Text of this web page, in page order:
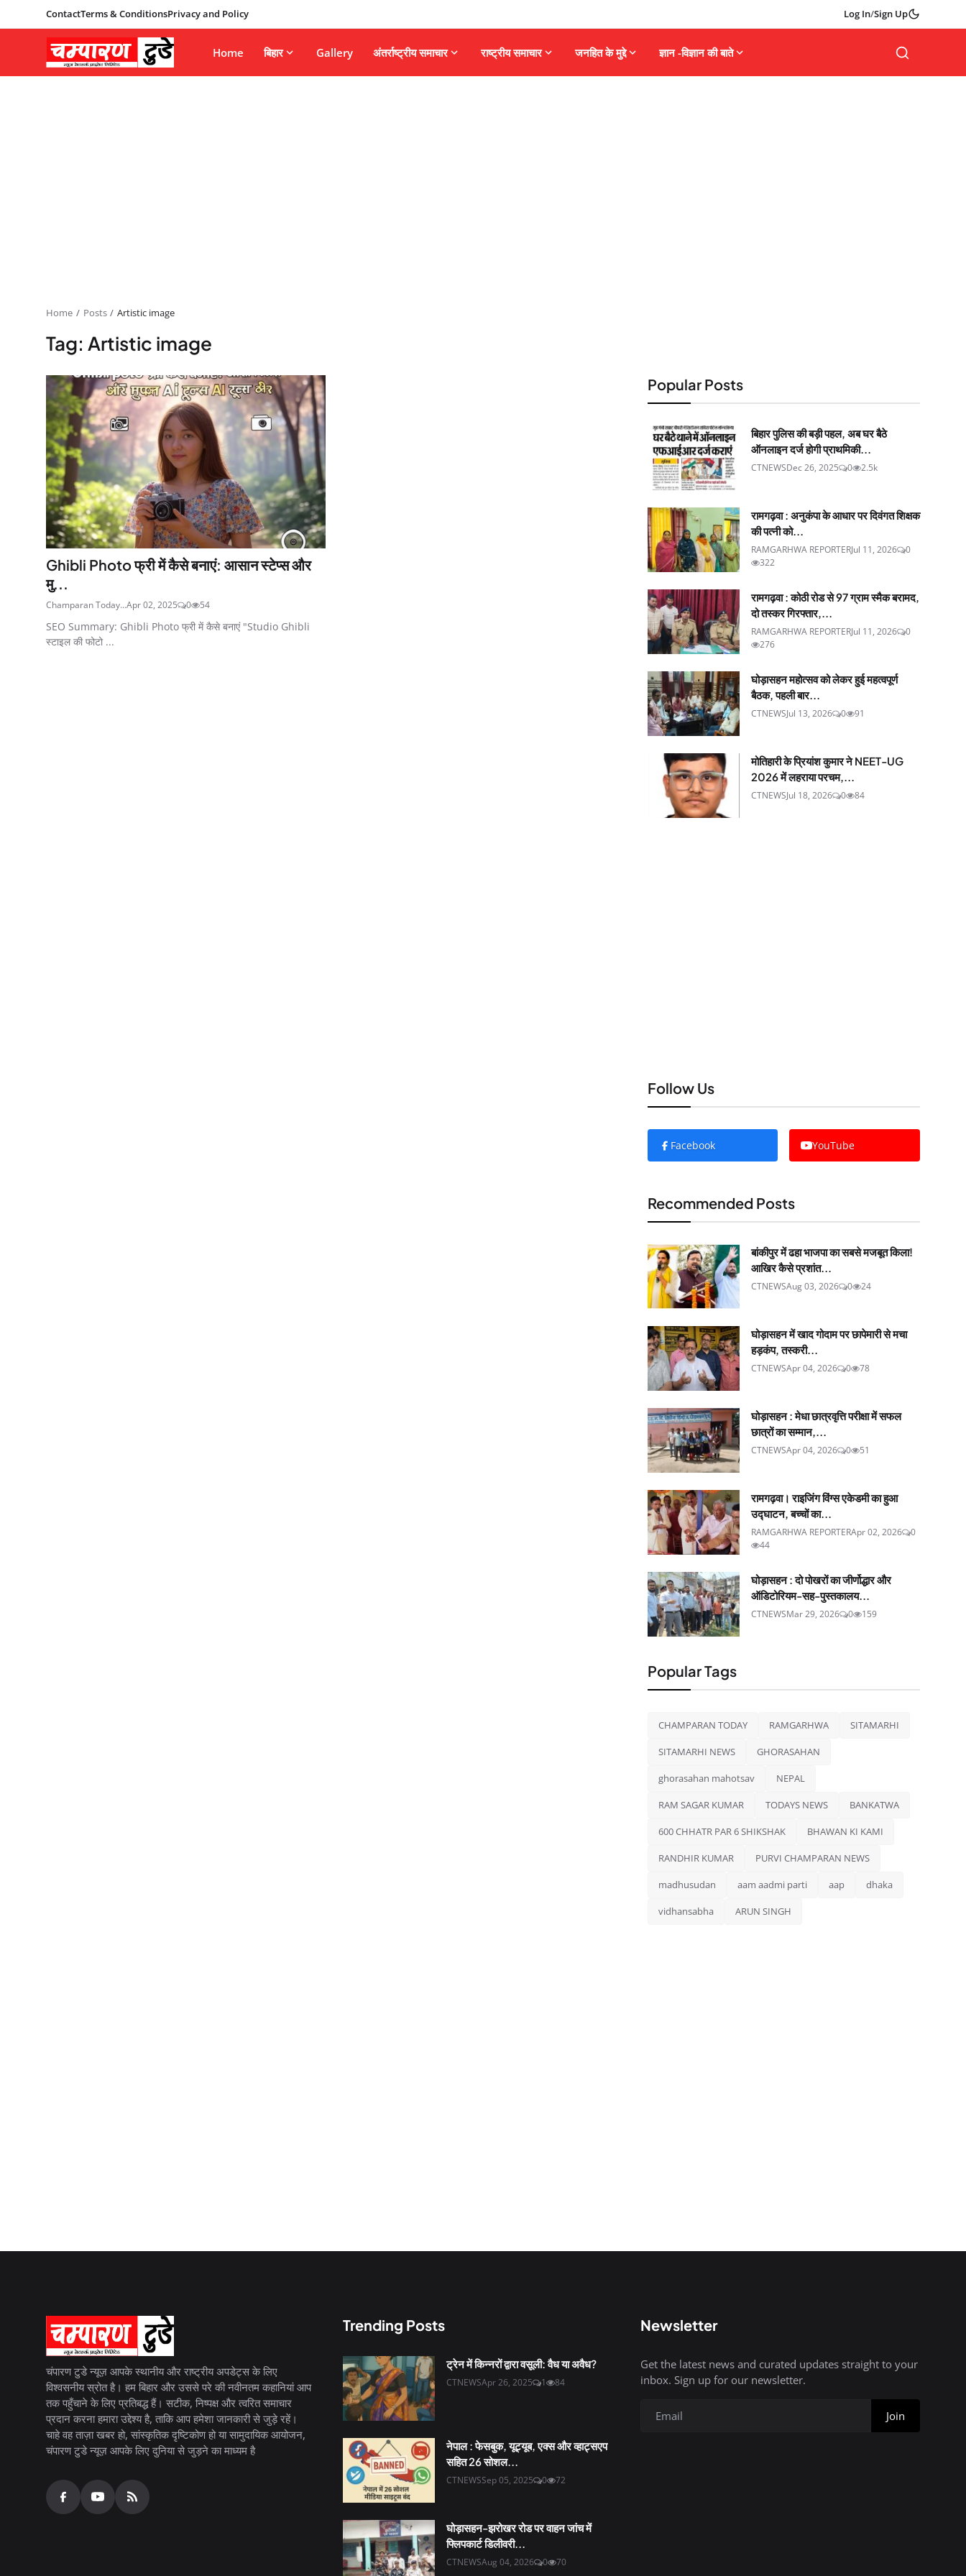
ContactTerms & ConditionsPrivacy and Policy Log In/Sign Up
Home बिहार Gallery अंतर्राष्ट्रीय समाचार राष्ट्रीय समाचार जनहित के मुद्दे ज्ञान -विज्ञान की बाते
Home Posts Artistic image
Tag: Artistic image
Ghibli Photo फ्री में कैसे बनाएं: आसान स्टेप्स और
मु...
Champaran Today...Apr 02, 2025 0 54
SEO Summary: Ghibli Photo फ्री में कैसे बनाएं "Studio Ghibli
स्टाइल की फोटो ...
Popular Posts
बिहार पुलिस की बड़ी पहल, अब घर बैठे
ऑनलाइन दर्ज होगी प्राथमिकी...
CTNEWSDec 26, 2025 0 2.5k
रामगढ़वा : अनुकंपा के आधार पर दिवंगत शिक्षक
की पत्नी को...
RAMGARHWA REPORTERJul 11, 2026
0
322
रामगढ़वा : कोठी रोड से 97 ग्राम स्मैक बरामद,
दो तस्कर गिरफ्तार,...
RAMGARHWA REPORTERJul 11, 2026
0
276
घोड़ासहन महोत्सव को लेकर हुई महत्वपूर्ण
बैठक, पहली बार...
CTNEWSJul 13, 2026 0 91
मोतिहारी के प्रियांश कुमार ने NEET-UG
2026 में लहराया परचम,...
CTNEWSJul 18, 2026 0 84
Follow Us
Facebook YouTube
Recommended Posts
बांकीपुर में ढहा भाजपा का सबसे मजबूत किला!
आखिर कैसे प्रशांत...
CTNEWSAug 03, 2026 0 24
घोड़ासहन में खाद गोदाम पर छापेमारी से मचा
हड़कंप, तस्करी...
CTNEWSApr 04, 2026 0 78
घोड़ासहन : मेधा छात्रवृत्ति परीक्षा में सफल
छात्रों का सम्मान,...
CTNEWSApr 04, 2026 0 51
रामगढ़वा। राइजिंग विंग्स एकेडमी का हुआ
उद्घाटन, बच्चों का...
RAMGARHWA REPORTERApr 02, 2026
0
44
घोड़ासहन : दो पोखरों का जीर्णोद्धार और
ऑडिटोरियम-सह-पुस्तकालय...
CTNEWSMar 29, 2026 0 159
Popular Tags
CHAMPARAN TODAY RAMGARHWA SITAMARHI
SITAMARHI NEWS GHORASAHAN
ghorasahan mahotsav NEPAL
RAM SAGAR KUMAR TODAYS NEWS BANKATWA
600 CHHATR PAR 6 SHIKSHAK BHAWAN KI KAMI
RANDHIR KUMAR PURVI CHAMPARAN NEWS
madhusudan aam aadmi parti aap dhaka
vidhansabha ARUN SINGH
चंपारण टुडे न्यूज़ आपके स्थानीय और राष्ट्रीय अपडेट्स के लिए
विश्वसनीय स्रोत है। हम बिहार और उससे परे की नवीनतम कहानियां आप
तक पहुँचाने के लिए प्रतिबद्ध हैं। सटीक, निष्पक्ष और त्वरित समाचार
प्रदान करना हमारा उद्देश्य है, ताकि आप हमेशा जानकारी से जुड़े रहें।
चाहे वह ताज़ा खबर हो, सांस्कृतिक दृष्टिकोण हो या सामुदायिक आयोजन,
चंपारण टुडे न्यूज़ आपके लिए दुनिया से जुड़ने का माध्यम है
Trending Posts
ट्रेन में किन्नरों द्वारा वसूली: वैध या अवैध?
CTNEWSApr 26, 2025 1 84
नेपाल : फेसबुक, यूट्यूब, एक्स और व्हाट्सएप
सहित 26 सोशल...
CTNEWSSep 05, 2025 0 72
घोड़ासहन-झरोखर रोड पर वाहन जांच में
फ्लिपकार्ट डिलीवरी...
CTNEWSAug 04, 2026 0 70
Newsletter
Get the latest news and curated updates straight to your
inbox. Sign up for our newsletter.
Join